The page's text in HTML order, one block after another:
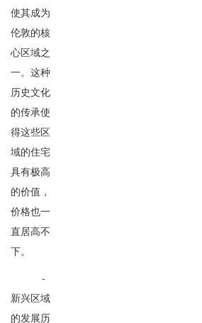
使其成为
伦敦的核
心区域之
一。这种
历史文化
的传承使
得这些区
域的住宅
具有极高
的价值，
价格也一
直居高不
下。
-
新兴区域
的发展历